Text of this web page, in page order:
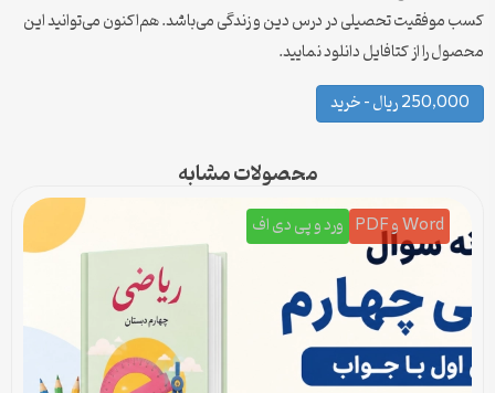
کسب موفقیت تحصیلی در درس دین و زندگی می‌باشد. هم‌اکنون می‌توانید این
محصول را از کتافایل دانلود نمایید.
250,000 ریال – خرید
محصولات مشابه
Word و PDF ورد و پی دی اف